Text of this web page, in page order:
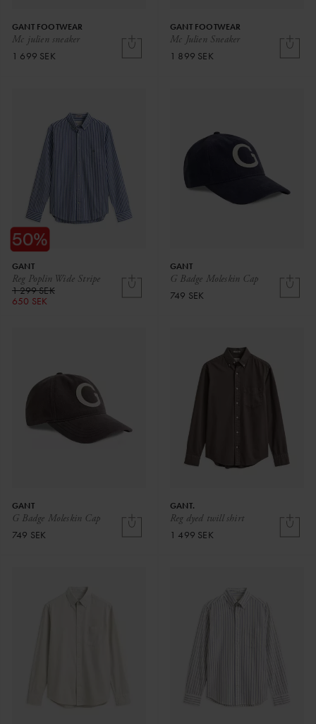
Mc julien sneaker
GANT FOOTWEAR
1 699 SEK
Mc Julien Sneaker
GANT FOOTWEAR
1 899 SEK
Reg Poplin Wide Stripe
GANT
1 299 SEK
650 SEK
G Badge Moleskin Cap
GANT
749 SEK
G Badge Moleskin Cap
GANT
749 SEK
Reg dyed twill shirt
GANT.
1 499 SEK